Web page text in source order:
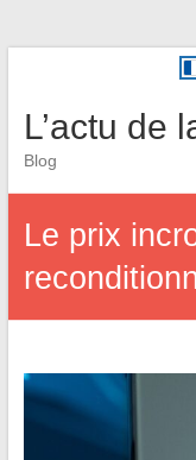
L’actu de
Blog
Le prix